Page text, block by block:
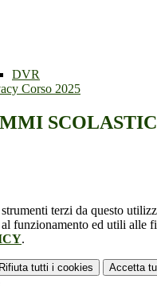
DVR
Corso 2025
terzi da questo
funzionamento ed utili alle
.
Rifiuta tutti i cookies Accetta